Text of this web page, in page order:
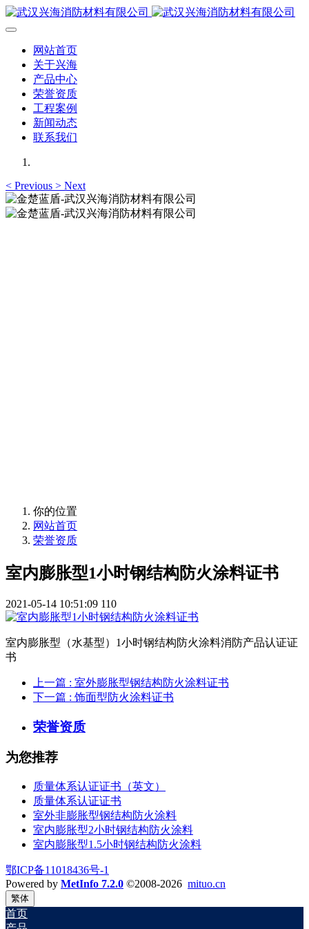
网站首页
关于兴海
产品中心
荣誉资质
工程案例
新闻动态
联系我们
< Previous > Next
你的位置
网站首页
荣誉资质
室内膨胀型1小时钢结构防火涂料证书
2021-05-14 10:51:09 110
室内膨胀型（水基型）1小时钢结构防火涂料消防产品认证证
书
上一篇 : 室外膨胀型钢结构防火涂料证书
下一篇 : 饰面型防火涂料证书
荣誉资质
为您推荐
质量体系认证证书（英文）
质量体系认证证书
室外非膨胀型钢结构防火涂料
室内膨胀型2小时钢结构防火涂料
室内膨胀型1.5小时钢结构防火涂料
鄂ICP备11018436号-1
Powered by MetInfo 7.2.0 ©2008-2026 mituo.cn
繁体
首页